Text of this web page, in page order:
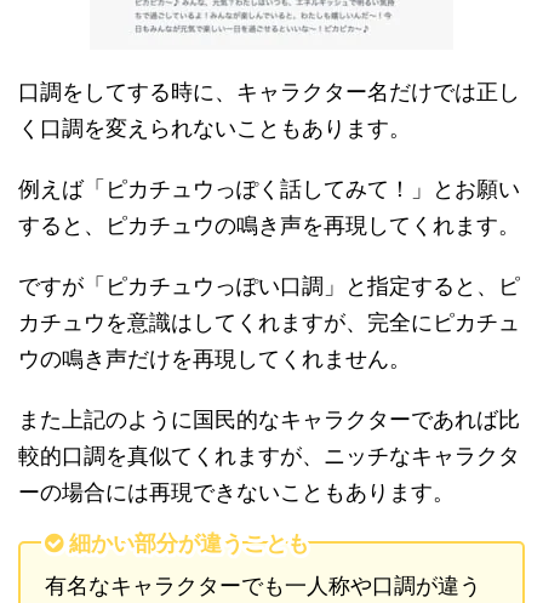
口調をしてする時に、キャラクター名だけでは正し
く口調を変えられないこともあります。
例えば「ピカチュウっぽく話してみて！」とお願い
すると、ピカチュウの鳴き声を再現してくれます。
ですが「ピカチュウっぽい口調」と指定すると、ピ
カチュウを意識はしてくれますが、完全にピカチュ
ウの鳴き声だけを再現してくれません。
また上記のように国民的なキャラクターであれば比
較的口調を真似てくれますが、ニッチなキャラクタ
ーの場合には再現できないこともあります。
細かい部分が違うことも
有名なキャラクターでも一人称や口調が違う